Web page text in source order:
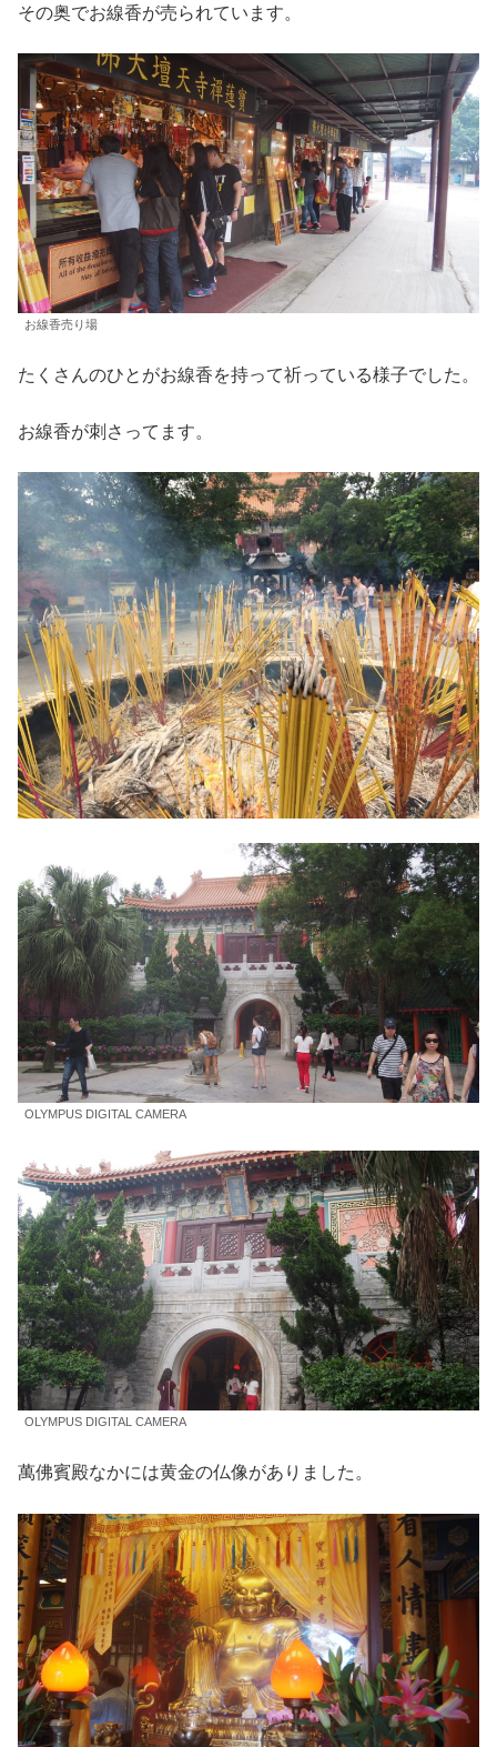
その奥でお線香が売られています。
お線香売り場
たくさんのひとがお線香を持って祈っている様子でした。
お線香が刺さってます。
OLYMPUS DIGITAL CAMERA
OLYMPUS DIGITAL CAMERA
萬佛賓殿なかには黄金の仏像がありました。